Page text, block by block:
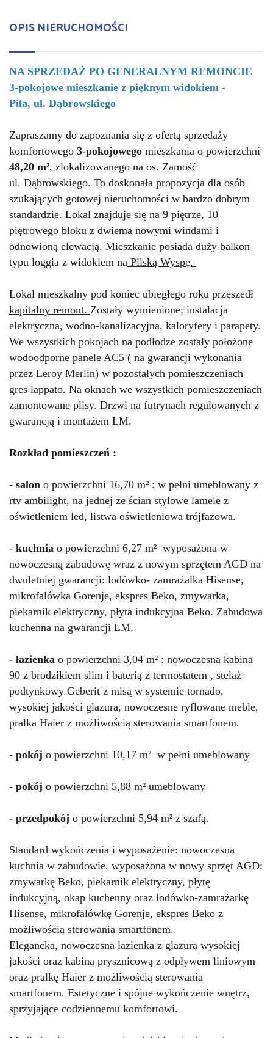
OPIS NIERUCHOMOŚCI
NA SPRZEDAŻ PO GENERALNYM REMONCIE
3-pokojowe mieszkanie z pięknym widokiem -
Piła, ul. Dąbrowskiego
Zapraszamy do zapoznania się z ofertą sprzedaży
komfortowego 3-pokojowego mieszkania o powierzchni
48,20 m², zlokalizowanego na os. Zamość
ul. Dąbrowskiego. To doskonała propozycja dla osób
szukających gotowej nieruchomości w bardzo dobrym
standardzie. Lokal znajduje się na 9 piętrze, 10
piętrowego bloku z dwiema nowymi windami i
odnowioną elewacją. Mieszkanie posiada duży balkon
typu loggia z widokiem na Pilską Wyspę.
Lokal mieszkalny pod koniec ubiegłego roku przeszedł
kapitalny remont. Zostały wymienione; instalacja
elektryczna, wodno-kanalizacyjna, kaloryfery i parapety.
We wszystkich pokojach na podłodze zostały położone
wodoodporne panele AC5 ( na gwarancji wykonania
przez Leroy Merlin) w pozostałych pomieszczeniach
gres lappato. Na oknach we wszystkich pomieszczeniach
zamontowane plisy. Drzwi na futrynach regulowanych z
gwarancją i montażem LM.
Rozkład pomieszczeń :
- salon o powierzchni 16,70 m² : w pełni umeblowany z
rtv ambilight, na jednej ze ścian stylowe lamele z
oświetleniem led, listwa oświetleniowa trójfazowa.
- kuchnia o powierzchni 6,27 m² wyposażona w
nowoczesną zabudowę wraz z nowym sprzętem AGD na
dwuletniej gwarancji: lodówko- zamrażalka Hisense,
mikrofalówka Gorenje, ekspres Beko, zmywarka,
piekarnik elektryczny, płyta indukcyjna Beko. Zabudowa
kuchenna na gwarancji LM.
- łazienka o powierzchni 3,04 m² : nowoczesna kabina
90 z brodzikiem slim i baterią z termostatem , stelaż
podtynkowy Geberit z misą w systemie tornado,
wysokiej jakości glazura, nowoczesne ryflowane meble,
pralka Haier z możliwością sterowania smartfonem.
- pokój o powierzchni 10,17 m² w pełni umeblowany
- pokój o powierzchni 5,88 m² umeblowany
- przedpokój o powierzchni 5,94 m² z szafą.
Standard wykończenia i wyposażenie: nowoczesna
kuchnia w zabudowie, wyposażona w nowy sprzęt AGD:
zmywarkę Beko, piekarnik elektryczny, płytę
indukcyjną, okap kuchenny oraz lodówko-zamrażarkę
Hisense, mikrofalówkę Gorenje, ekspres Beko z
możliwością sterowania smartfonem.
Elegancka, nowoczesna łazienka z glazurą wysokiej
jakości oraz kabiną prysznicową z odpływem liniowym
oraz pralkę Haier z możliwością sterowania
smartfonem. Estetyczne i spójne wykończenie wnętrz,
sprzyjające codziennemu komfortowi.